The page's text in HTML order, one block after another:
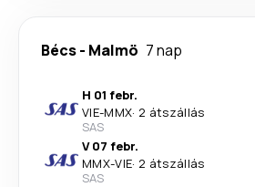
Bécs- Malmö 7 nap
H 01 febr.
VIE-MMX· 2 átszállás
SAS
V 07 febr.
MMX-VIE· 2 átszállás
SAS